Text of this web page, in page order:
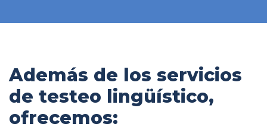
Además de los servicios
de testeo lingüístico,
ofrecemos: